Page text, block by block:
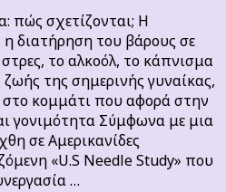
γονιμότητα:
πώς
σχετίζονται;
πώς σχετίζονται; Η
διατήρηση του βάρους σε
το αλκοόλ, το κάπνισμα
ζωής της σημερινής γυναίκας,
στο κομμάτι που αφορά στην
γονιμότητα Σύμφωνα με μια
σε Αμερικανίδες
«U.S Needle Study» που
…